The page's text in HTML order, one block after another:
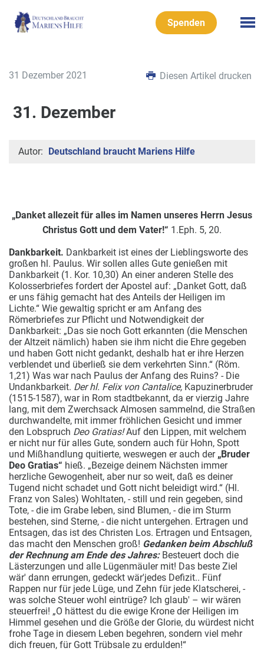
Spenden
31 Dezember 2021 Diesen Artikel drucken
31. Dezember
Autor: Deutschland braucht Mariens Hilfe
„Danket allezeit für alles im Namen unseres Herrn Jesus
Christus Gott und dem Vater!“ 1.Eph. 5, 20.
Dankbarkeit. Dankbarkeit ist eines der Lieblingsworte des
großen hl. Paulus. Wir sollen alles Gute genießen mit
Dankbarkeit (1. Kor. 10,30) An einer anderen Stelle des
Kolosserbriefes fordert der Apostel auf: „Danket Gott, daß
er uns fähig gemacht hat des Anteils der Heiligen im
Lichte.“ Wie gewaltig spricht er am Anfang des
Römerbriefes zur Pflicht und Notwendigkeit der
Dankbarkeit: „Das sie noch Gott erkannten (die Menschen
der Altzeit nämlich) haben sie ihm nicht die Ehre gegeben
und haben Gott nicht gedankt, deshalb hat er ihre Herzen
verblendet und überließ sie dem verkehrten Sinn.“ (Röm.
1,21) Was war nach Paulus der Anfang des Ruins? - Die
Undankbarkeit. Der hl. Felix von Cantalice, Kapuzinerbruder
(1515-1587), war in Rom stadtbekannt, da er vierzig Jahre
lang, mit dem Zwerchsack Almosen sammelnd, die Straßen
durchwandelte, mit immer fröhlichen Gesicht und immer
den Lobspruch Deo Gratias!Auf den Lippen, mit welchem
er nicht nur für alles Gute, sondern auch für Hohn, Spott
und Mißhandlung quitierte, weswegen er auch der „Bruder
Deo Gratias“ hieß. „Bezeige deinem Nächsten immer
herzliche Gewogenheit, aber nur so weit, daß es deiner
Tugend nicht schadet und Gott nicht beleidigt wird.“ (Hl.
Franz von Sales) Wohltaten, - still und rein gegeben, sind
Tote, - die im Grabe leben, sind Blumen, - die im Sturm
bestehen, sind Sterne, - die nicht untergehen. Ertragen und
Entsagen, das ist des Christen Los. Ertragen und Entsagen,
das macht den Menschen groß! Gedanken beim Abschluß
der Rechnung am Ende des Jahres: Besteuert doch die
Lästerzungen und alle Lügenmäuler mit! Das beste Ziel
wär' dann errungen, gedeckt wär'jedes Defizit.. Fünf
Rappen nur für jede Lüge, und Zehn für jede Klatscherei, -
was solche Steuer wohl eintrüge? Ich glaub' – wir wären
steuerfrei! „O hättest du die ewige Krone der Heiligen im
Himmel gesehen und die Größe der Glorie, du würdest nicht
frohe Tage in diesem Leben begehren, sondern viel mehr
dich freuen, für Gott Trübsale zu erdulden!“